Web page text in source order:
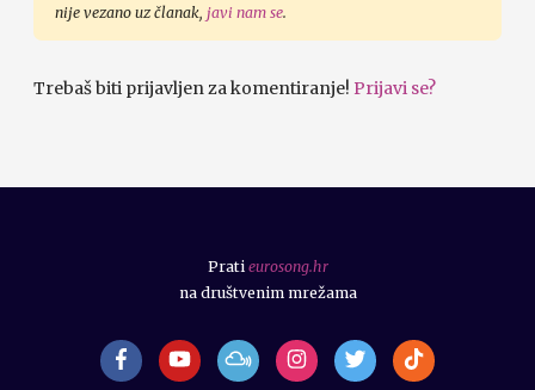
nije vezano uz članak, javi nam se.
Trebaš biti prijavljen za komentiranje! Prijavi se?
Prati eurosong.hr
na društvenim mrežama